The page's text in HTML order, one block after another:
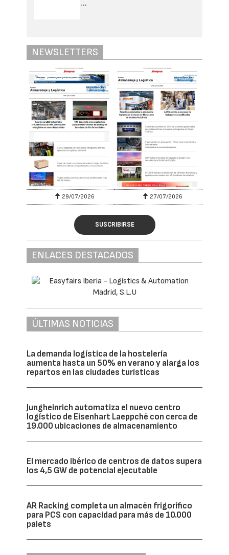
...
NEWSLETTERS
29/07/2026 27/07/2026
SUSCRIBIRSE
ENLACES DESTACADOS
ÚLTIMAS NOTICIAS
La demanda logística de la hostelería
aumenta hasta un 50% en verano y alarga los
repartos en las ciudades turísticas
Jungheinrich automatiza el nuevo centro
logístico de Eisenhart Laeppché con cerca de
19.000 ubicaciones de almacenamiento
El mercado ibérico de centros de datos supera
los 4,5 GW de potencial ejecutable
AR Racking completa un almacén frigorífico
para PCS con capacidad para más de 10.000
palets